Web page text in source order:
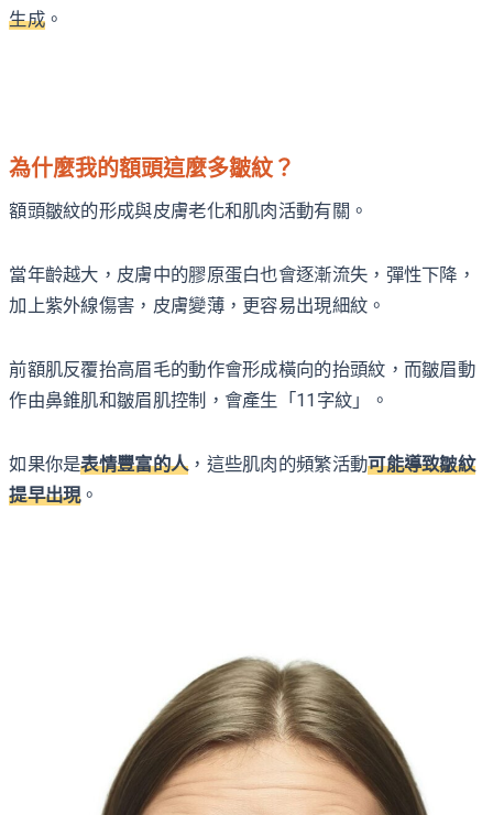
生成。
為什麼我的額頭這麼多皺紋？
額頭皺紋的形成與皮膚老化和肌肉活動有關。
當年齡越大，皮膚中的膠原蛋白也會逐漸流失，彈性下降，
加上紫外線傷害，皮膚變薄，更容易出現細紋。
前額肌反覆抬高眉毛的動作會形成橫向的抬頭紋，而皺眉動
作由鼻錐肌和皺眉肌控制，會產生「11字紋」。
如果你是表情豐富的人，這些肌肉的頻繁活動可能導致皺紋
提早出現。